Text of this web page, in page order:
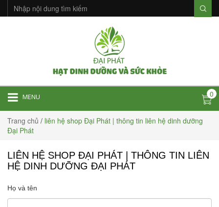
MENU 0
Trang chủ / liên hệ shop Đại Phát | thông tin liên hệ dinh dưỡng
Đại Phát
LIÊN HỆ SHOP ĐẠI PHÁT | THÔNG TIN LIÊN
HỆ DINH DƯỠNG ĐẠI PHÁT
Họ và tên